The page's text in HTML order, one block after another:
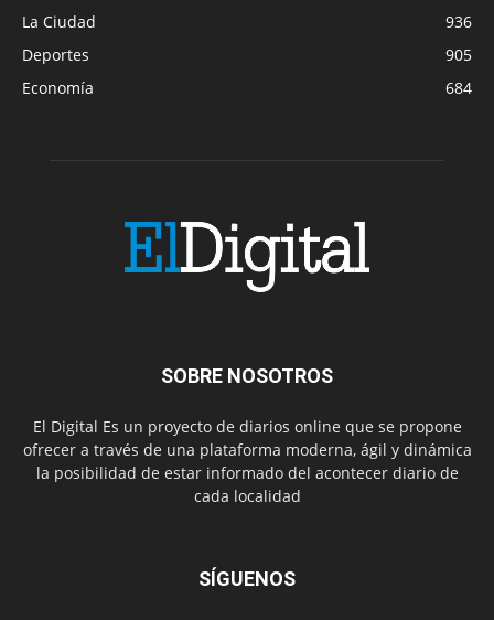
La Ciudad
936
Deportes
905
Economía
684
SOBRE NOSOTROS
El Digital Es un proyecto de diarios online que se propone
ofrecer a través de una plataforma moderna, ágil y dinámica
la posibilidad de estar informado del acontecer diario de
cada localidad
SÍGUENOS